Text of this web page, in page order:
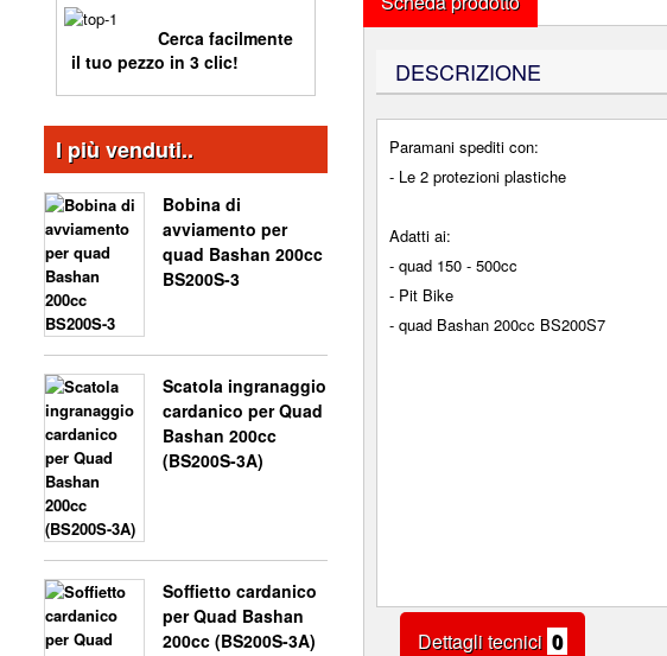
BASHAN 250CC BS250S11
BASHAN 300CC BS300S18
SHINERAY 200STIIE E STIIEB
SHINERAY 250 ST5
SKYMINI MONKEY - GORILLA
TREX SKYTEAM
V-RAPTOR SKYTEAM
X-BONGO SKYTEAM
Motore Pit Bike
Pedale cambio
Pneumatici
Protezioni
Ruote complete
Serbatoio
Telaio
Pneumatici
Specchi retrovisore
Telaio
Tuning scooter
Variatore
Telaio
Tachimetro e
illuminazione
Telaio
CITYCOCO
MINI CITYCOCO
SCOOTER TERMICO
ELETTRICITÀ
PNEUMATICI
Smagliacatena
Smontapignoni, mantenimenti
viti
ACCESSORI
Portabagagli per scooter
Protezioni lombari
Cerca facilmente
il tuo pezzo in 3 clic!
I più venduti..
Bobina di
avviamento per
quad Bashan 200cc
BS200S-3
Scatola ingranaggio
cardanico per Quad
Bashan 200cc
(BS200S-3A)
Soffietto cardanico
per Quad Bashan
200cc (BS200S-3A)
DESCRIZIONE
Paramani spediti con:
- Le 2 protezioni plastiche
Adatti ai:
- quad 150 - 500cc
- Pit Bike
- quad Bashan 200cc BS200S7
Dettagli tecnici 0